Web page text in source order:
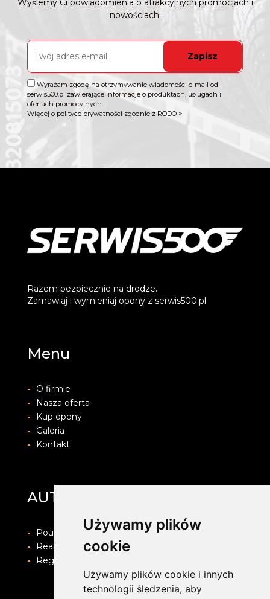
Używamy plików
cookie
Używamy plików cookie i innych
technologii śledzenia, aby
Wyślemy Ci powiadomienia o atrakcyjnych promocjach i
nowościach.
Zapisz
Wyrażam zgodę na otrzymywanie wiadomości e-mail od
serwis500.pl zawierające informacje o produktach, usługach i
ofertach promocyjnych.
Więcej o polityce prywatności zgodnie z RODO >
Razem bezpiecznie na drodze.
Zamawiaj i wymieniaj opony z serwis500.pl
Menu
-
O firmie
-
Nasza oferta
-
Kup opony
-
Galeria
-
Kontakt
AUTO-PROTECT
-
Pouczenie o prawie do odstapienia od umowy
-
Realizacja zamówienia i formy płatności
-
Regulamin i Polityka prywatności